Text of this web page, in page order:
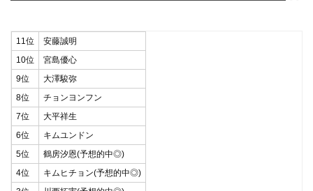
11位
安藤誠明
10位
宮島優心
9位
大澤駿弥
8位
チョンヨンフン
7位
大平祥生
6位
キムユンドン
5位
鶴房汐恩(予想的中◎)
4位
キムヒチョン(予想的中◎)